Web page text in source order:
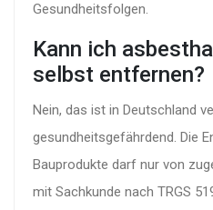
Gesundheitsfolgen.
Kann ich
selbst entfernen?
Nein, das ist in Deutschland
gesundheitsgefährdend. Die
Bauprodukte darf nur von
mit Sachkunde nach TRGS